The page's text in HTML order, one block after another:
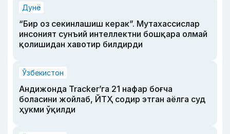
Дунё
“Бир оз секинлашиш керак”. Мутахассислар
инсоният сунъий интеллектни бошқара олмай
қолишидан хавотир билдирди
Ўзбекистон
Андижонда Tracker’га 21 нафар боғча
боласини жойлаб, ЙТҲ содир этган аёлга суд
ҳукми ўқилди